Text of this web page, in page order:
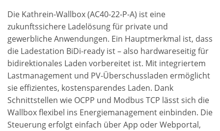
Die Kathrein-Wallbox (AC40-22-P-A) ist eine
zukunftssichere Ladelösung für private und
gewerbliche Anwendungen. Ein Hauptmerkmal ist, dass
die Ladestation BiDi-ready ist – also hardwareseitig für
bidirektionales Laden vorbereitet ist. Mit integriertem
Lastmanagement und PV-Überschussladen ermöglicht
sie effizientes, kostensparendes Laden. Dank
Schnittstellen wie OCPP und Modbus TCP lässt sich die
Wallbox flexibel ins Energiemanagement einbinden. Die
Steuerung erfolgt einfach über App oder Webportal,